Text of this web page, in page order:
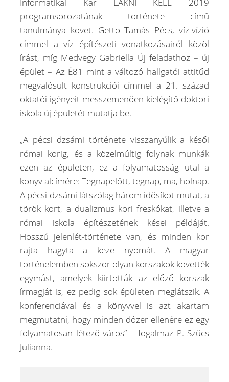
programsorozatának története című
tanulmánya követ. Getto Tamás Pécs, víz-vízió
címmel a víz építészeti vonatkozásairól közöl
írást, míg Medvegy Gabriella Új feladathoz – új
épület – Az É81 mint a változó hallgatói attitűd
megvalósult konstrukciói címmel a 21. század
oktatói igényeit messzemenően kielégítő doktori
iskola új épületét mutatja be.
„A pécsi dzsámi története visszanyúlik a késői
római korig, és a közelmúltig folynak munkák
ezen az épületen, ez a folyamatosság utal a
könyv alcímére: Tegnapelőtt, tegnap, ma, holnap.
A pécsi dzsámi látszólag három idősíkot mutat, a
török kort, a dualizmus kori freskókat, illetve a
római iskola építészetének kései példáját.
Hosszú jelenlét-története van, és minden kor
rajta hagyta a keze nyomát. A magyar
történelemben sokszor olyan korszakok követték
egymást, amelyek kiirtották az előző korszak
írmagját is, ez pedig sok épületen meglátszik. A
konferenciával és a könyvvel is azt akartam
megmutatni, hogy minden dózer ellenére ez egy
folyamatosan létező város” – fogalmaz P. Szűcs
Julianna.